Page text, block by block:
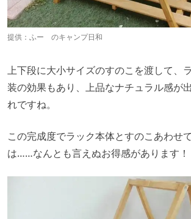
提供： ふー のキャンプ日和
上下段に大小サイズのすのこを渡して、
装の効果もあり、上品なナチュラル感が
れですね。
この完成度でラック本体とすのこあわせ
は……なんとも言えぬお得感があります！